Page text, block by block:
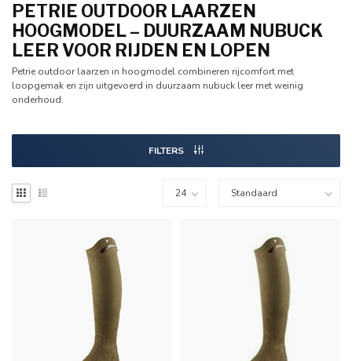
PETRIE OUTDOOR LAARZEN
HOOGMODEL – DUURZAAM NUBUCK
LEER VOOR RIJDEN EN LOPEN
Petrie outdoor laarzen in hoogmodel combineren rijcomfort met
loopgemak en zijn uitgevoerd in duurzaam nubuck leer met weinig
onderhoud.
FILTERS